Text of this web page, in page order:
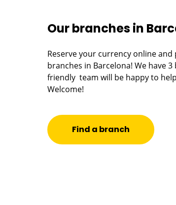
Our branches in
Reserve your currency online
branches in Barcelona! We have
friendly team will be happy to
Welcome!
Find a branch